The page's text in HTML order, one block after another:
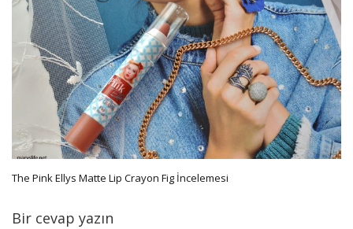
The Pink Ellys Matte Lip Crayon Fig İncelemesi
Bir cevap yazın